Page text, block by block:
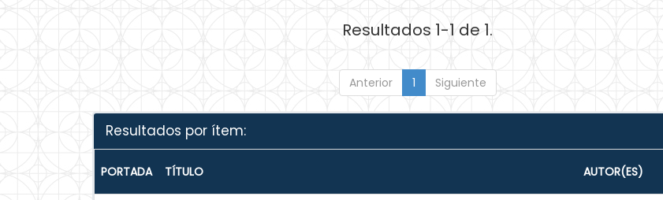
Resultados 1-1 de 1.
Anterior 1 Siguiente
Resultados por ítem:
PORTADA TÍTULO AUTOR(ES)